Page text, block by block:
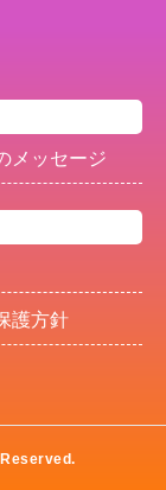
メッセージ
護方針